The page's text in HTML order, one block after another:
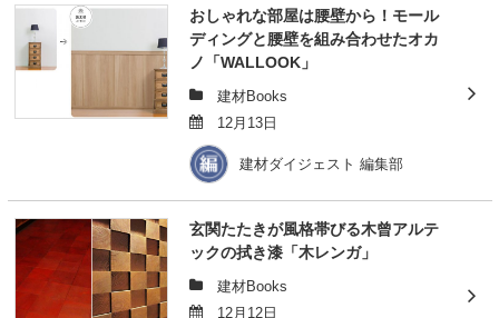
おしゃれな部屋は腰壁から！モール
ディングと腰壁を組み合わせたオカ
ノ「WALLOOK」
建材Books
12月13日
建材ダイジェスト 編集部
玄関たたきが風格帯びる木曾アルテ
ックの拭き漆「木レンガ」
建材Books
12月12日